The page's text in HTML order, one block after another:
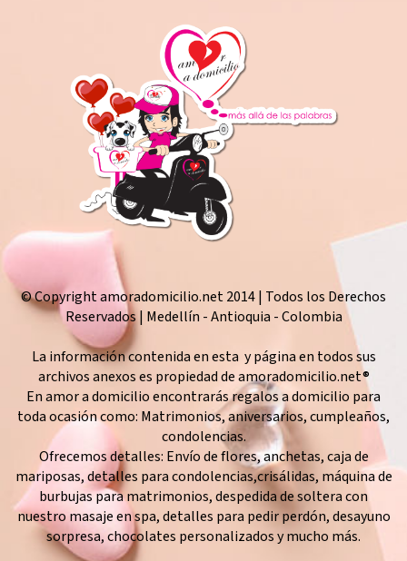
© Copyright amoradomicilio.net 2014 | Todos los Derechos
Reservados | Medellín - Antioquia - Colombia
La información contenida en esta y página en todos sus
archivos anexos es propiedad de amoradomicilio.net®
En amor a domicilio encontrarás regalos a domicilio para
toda ocasión como: Matrimonios, aniversarios, cumpleaños,
condolencias.
Ofrecemos detalles: Envío de flores, anchetas, caja de
mariposas, detalles para condolencias,crisálidas, máquina de
burbujas para matrimonios, despedida de soltera con
nuestro masaje en spa, detalles para pedir perdón, desayuno
sorpresa, chocolates personalizados y mucho más.